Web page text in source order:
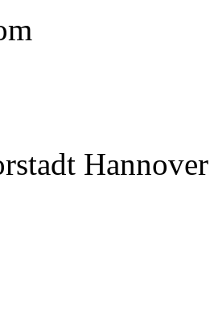
Hannover